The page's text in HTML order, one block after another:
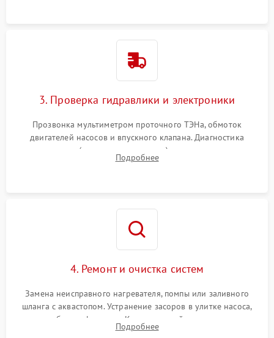
3. Проверка гидравлики и электроники
Прозвонка мультиметром проточного ТЭНа, обмоток
двигателей насосов и впускного клапана. Диагностика
прессостата (датчика уровня воды), датчика мутности,
концевика дверцы и электронного модуля управления.
Подробнее
4. Ремонт и очистка систем
Замена неисправного нагревателя, помпы или заливного
шланга с аквастопом. Устранение засоров в улитке насоса,
патрубках и фильтрах. Компонентный ремонт платы
управления, восстановление поврежденной проводки.
Подробнее